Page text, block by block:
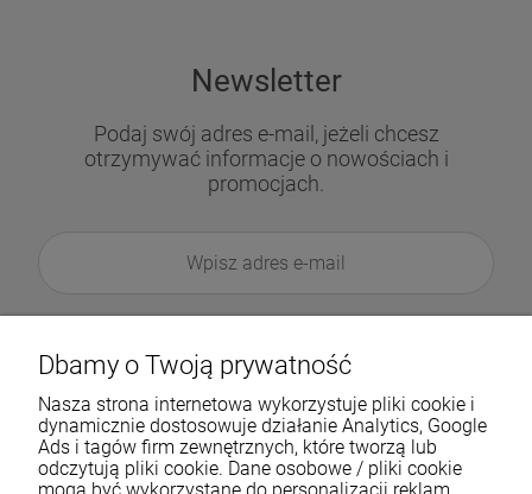
Newsletter
Podaj swój adres e-mail, jeżeli chcesz
otrzymywać informacje o nowościach i
promocjach.
Dbamy o Twoją prywatność
Nasza strona internetowa wykorzystuje pliki cookie i
dynamicznie dostosowuje działanie Analytics, Google
Ads i tagów firm zewnętrznych, które tworzą lub
odczytują pliki cookie. Dane osobowe / pliki cookie